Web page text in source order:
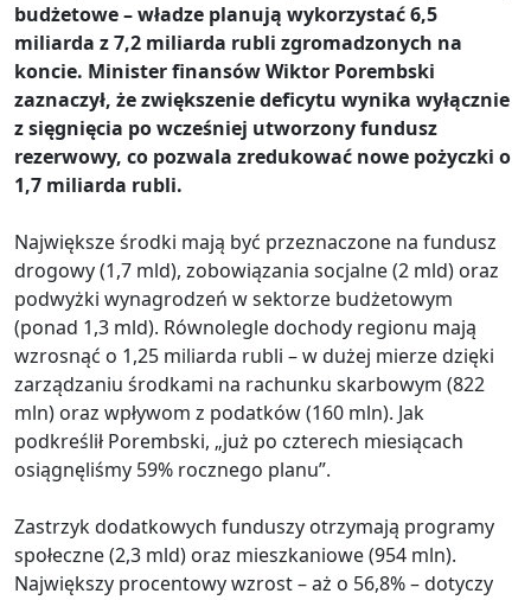
budżetowe – władze planują wykorzystać 6,5
miliarda z 7,2 miliarda rubli zgromadzonych na
koncie. Minister finansów Wiktor Porembski
zaznaczył, że zwiększenie deficytu wynika wyłącznie
z sięgnięcia po wcześniej utworzony fundusz
rezerwowy, co pozwala zredukować nowe pożyczki o
1,7 miliarda rubli.
Największe środki mają być przeznaczone na fundusz
drogowy (1,7 mld), zobowiązania socjalne (2 mld) oraz
podwyżki wynagrodzeń w sektorze budżetowym
(ponad 1,3 mld). Równolegle dochody regionu mają
wzrosnąć o 1,25 miliarda rubli – w dużej mierze dzięki
zarządzaniu środkami na rachunku skarbowym (822
mln) oraz wpływom z podatków (160 mln). Jak
podkreślił Porembski, „już po czterech miesiącach
osiągnęliśmy 59% rocznego planu”.
Zastrzyk dodatkowych funduszy otrzymają programy
społeczne (2,3 mld) oraz mieszkaniowe (954 mln).
Największy procentowy wzrost – aż o 56,8% – dotyczy